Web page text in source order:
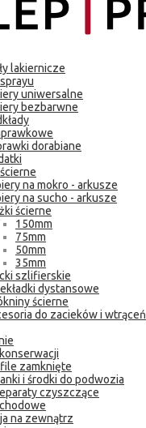
lakiernicze
uniwersalne
bezbarwne
dorabiane
na mokro - arkusze
na sucho - arkusze
ścierne
150mm
75mm
50mm
35mm
szlifierskie
dystansowe
ścierne
do zacieków i wtrąceń
zamknięte
i środki do podwozia
czyszczące
na zewnątrz